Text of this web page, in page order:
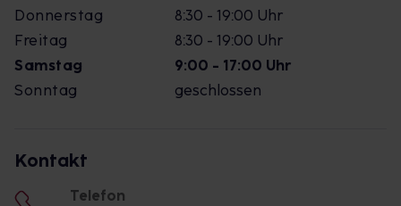
Donnerstag
8:30 - 19:00 Uhr
Freitag
8:30 - 19:00 Uhr
Samstag
9:00 - 17:00 Uhr
Sonntag
geschlossen
Kontakt
Telefon